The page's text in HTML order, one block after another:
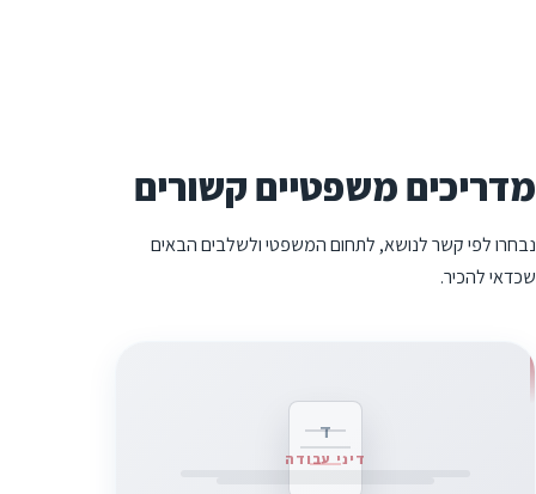
מדריכים משפטיים קשורים
נבחרו לפי קשר לנושא, לתחום המשפטי ולשלבים הבאים
שכדאי להכיר.
ד
דיני עבודה